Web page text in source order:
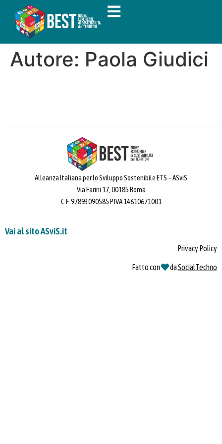
Autore: Paola Giudici
Alleanza Italiana per lo Sviluppo Sostenibile ETS – ASviS
Via Farini 17, 00185 Roma
C.F. 97893090585 P.IVA 14610671001
Vai al sito ASviS.it
Privacy Policy
Fatto con daSocialTechno